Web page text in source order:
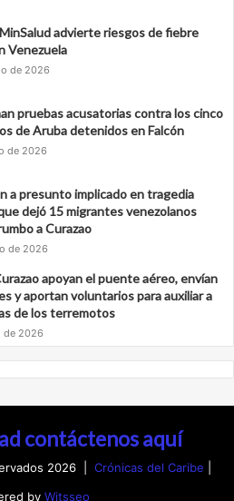
advierte riesgos de fiebre
Venezuela
de 2026
pruebas acusatorias contra los cinco
de Aruba detenidos en Falcón
de 2026
a presunto implicado en tragedia
dejó 15 migrantes venezolanos
a Curazao
de 2026
apoyan el puente aéreo, envían
y aportan voluntarios para auxiliar a
de los terremotos
de 2026
contáctenos aquí
2026 | Crónicas del Caribe
by Witsseo